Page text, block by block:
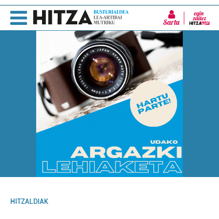
Sartu
HITZALDIAK